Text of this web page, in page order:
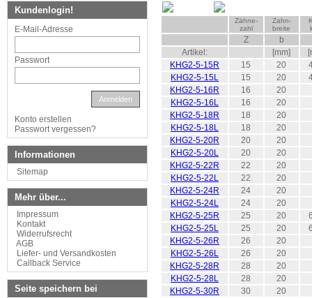
Zähne-
zahl
Zahn-
breite
Z
b
Artikel:
[mm]
KHG2-5-15R
15 20
KHG2-5-15L
15 20
KHG2-5-16R
16
20
KHG2-5-16L
16
20
KHG2-5-18R
18
20
KHG2-5-18L
18
20
KHG2-5-20R
20
20
KHG2-5-20L
20
20
KHG2-5-22R
22
20
KHG2-5-22L
22
20
KHG2-5-24R
24
20
KHG2-5-24L
24
20
KHG2-5-25R
25 20
KHG2-5-25L
25 20
KHG2-5-26R
26
20
KHG2-5-26L
26
20
KHG2-5-28R
28
20
KHG2-5-28L
28
20
KHG2-5-30R
30
20
Kundenlogin!
E-Mail-Adresse
Passwort
Anmelden
Konto erstellen
Passwort vergessen?
Informationen
Sitemap
Mehr über...
Impressum
Kontakt
Widerrufsrecht
AGB
Liefer- und Versandkosten
Callback Service
Seite speichern bei